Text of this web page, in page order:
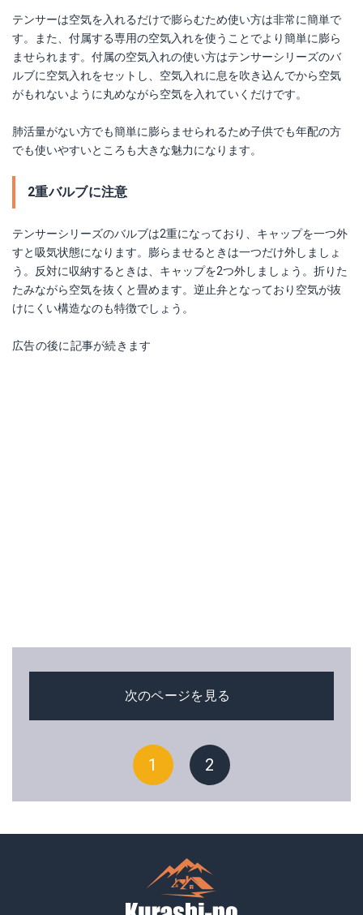
テンサーは空気を入れるだけで膨らむため使い方は非常に簡単で
す。また、付属する専用の空気入れを使うことでより簡単に膨ら
ませられます。付属の空気入れの使い方はテンサーシリーズのバ
ルブに空気入れをセットし、空気入れに息を吹き込んでから空気
がもれないように丸めながら空気を入れていくだけです。
肺活量がない方でも簡単に膨らませられるため子供でも年配の方
でも使いやすいところも大きな魅力になります。
2重バルブに注意
テンサーシリーズのバルブは2重になっており、キャップを一つ外
すと吸気状態になります。膨らませるときは一つだけ外しましょ
う。反対に収納するときは、キャップを2つ外しましょう。折りた
たみながら空気を抜くと畳めます。逆止弁となっており空気が抜
けにくい構造なのも特徴でしょう。
広告の後に記事が続きます
次のページを見る
1 2